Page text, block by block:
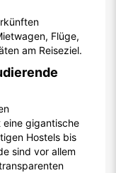
Flüge,
am Reiseziel.
gigantische
Hostels bis
sind vor allem